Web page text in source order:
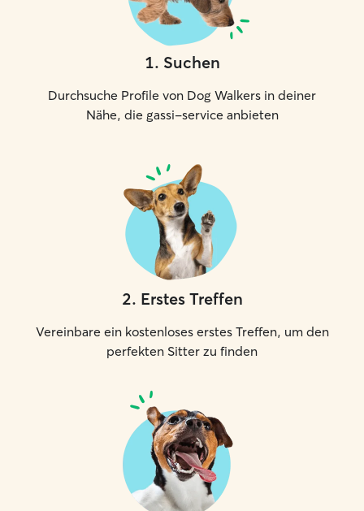
1. Suchen
Durchsuche Profile von Dog Walkers in deiner
Nähe, die gassi-service anbieten
2. Erstes Treffen
Vereinbare ein kostenloses erstes Treffen, um den
perfekten Sitter zu finden